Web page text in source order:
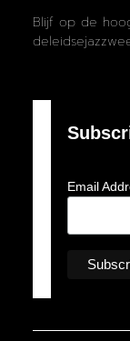
Blijf op de
Email